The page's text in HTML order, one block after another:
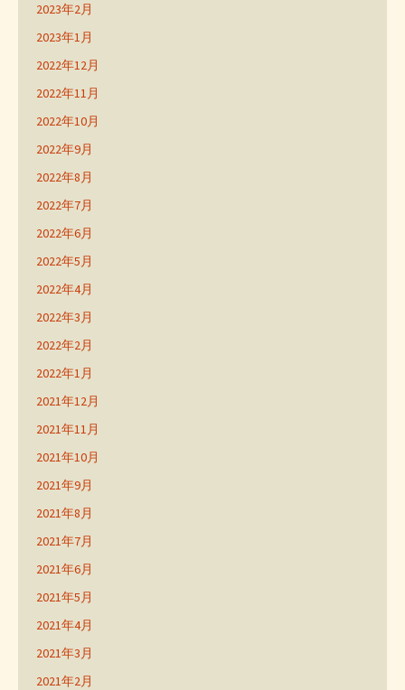
2023年2月
2023年1月
2022年12月
2022年11月
2022年10月
2022年9月
2022年8月
2022年7月
2022年6月
2022年5月
2022年4月
2022年3月
2022年2月
2022年1月
2021年12月
2021年11月
2021年10月
2021年9月
2021年8月
2021年7月
2021年6月
2021年5月
2021年4月
2021年3月
2021年2月